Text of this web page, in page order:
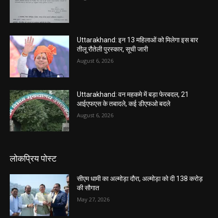
Uttarakhand: इन 13 महिलाओं को मिलेगा इस बार
तीलू रौतेली पुरस्कार, सूची जारी
August 6, 2026
Uttarakhand: वन महकमे में बड़ा फेरबदल, 21
आईएफएस के तबादले, कई डीएफओ बदले
August 6, 2026
लोकप्रिय पोस्ट
सीएम धामी का अल्मोड़ा दौरा, अल्मोड़ा को दी 138 करोड़
की सौगात
May 27, 2026